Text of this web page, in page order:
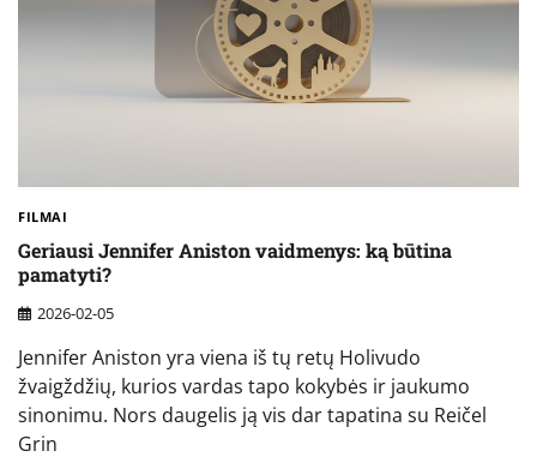
FILMAI
Geriausi Jennifer Aniston vaidmenys: ką būtina
pamatyti?
2026-02-05
Jennifer Aniston yra viena iš tų retų Holivudo
žvaigždžių, kurios vardas tapo kokybės ir jaukumo
sinonimu. Nors daugelis ją vis dar tapatina su Reičel
Grin